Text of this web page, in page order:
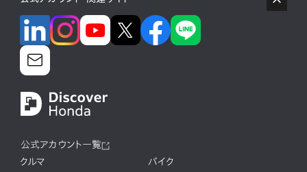
公式アカウント一覧
クルマ
バイク